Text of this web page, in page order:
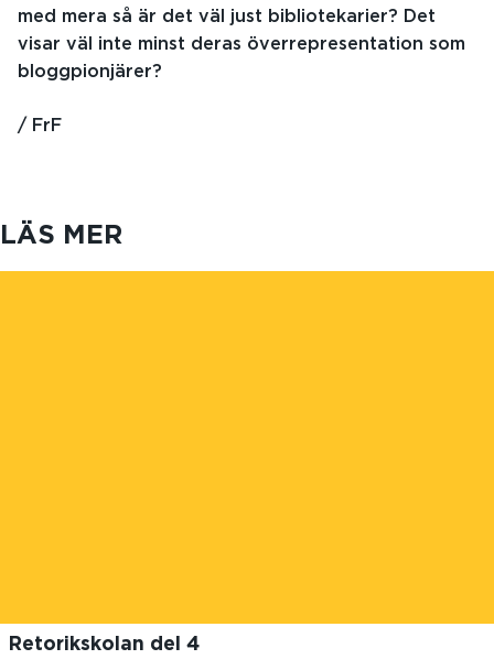
med mera så är det väl just bibliotekarier? Det
visar väl inte minst deras överrepresentation som
bloggpionjärer?
/ FrF
LÄS MER
Retorikskolan del 4